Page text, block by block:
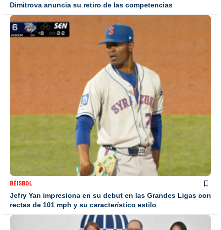
Dimitrova anuncia su retiro de las competencias
BÉISBOL
Jefry Yan impresiona en su debut en las Grandes Ligas con
rectas de 101 mph y su característico estilo